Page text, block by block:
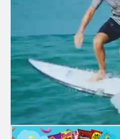
הסדינים
מחמד
יוקר המחיה